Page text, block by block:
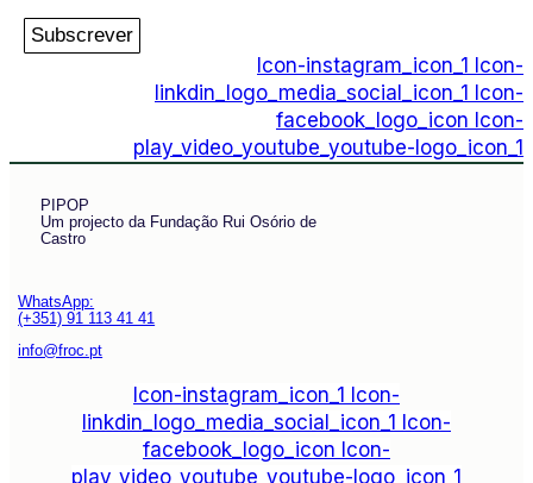
Subscrever
Icon-instagram_icon_1
Icon-
linkdin_logo_media_social_icon_1
Icon-
facebook_logo_icon Icon-
play_video_youtube_youtube-logo_icon_1
PIPOP
Um projecto da Fundação Rui Osório de
Castro
WhatsApp:
(+351) 91 113 41 41
info@froc.pt
Icon-instagram_icon_1
Icon-
linkdin_logo_media_social_icon_1
Icon-
facebook_logo_icon Icon-
play_video_youtube_youtube-logo_icon_1